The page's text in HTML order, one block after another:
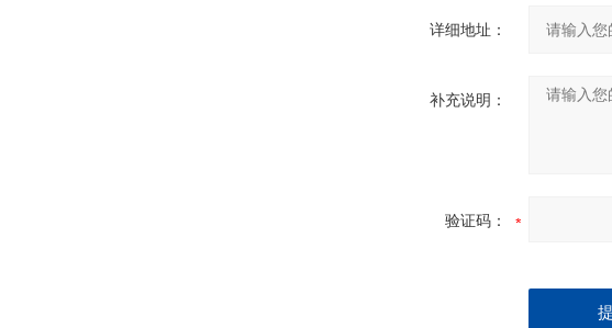
详细地址：
补充说明：
验证码：